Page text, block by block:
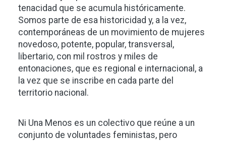
tenacidad que se acumula históricamente.
Somos parte de esa historicidad y, a la vez,
contemporáneas de un movimiento de mujeres
novedoso, potente, popular, transversal,
libertario, con mil rostros y miles de
entonaciones, que es regional e internacional, a
la vez que se inscribe en cada parte del
territorio nacional.
Ni Una Menos es un colectivo que reúne a un
conjunto de voluntades feministas, pero